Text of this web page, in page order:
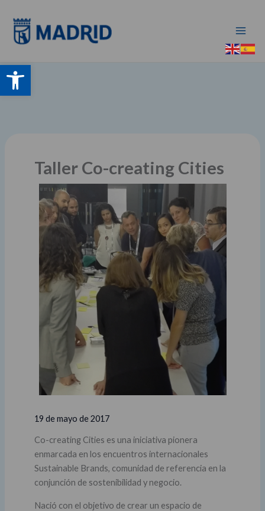
Abrir barra de herramientas
contenido
Taller Co-creating Cities
19 de mayo de 2017
Co-creating Cities es una iniciativa pionera
enmarcada en los encuentros internacionales
Sustainable Brands, comunidad de referencia en la
conjunción de sostenibilidad y negocio.
Nació con el objetivo de crear un espacio de